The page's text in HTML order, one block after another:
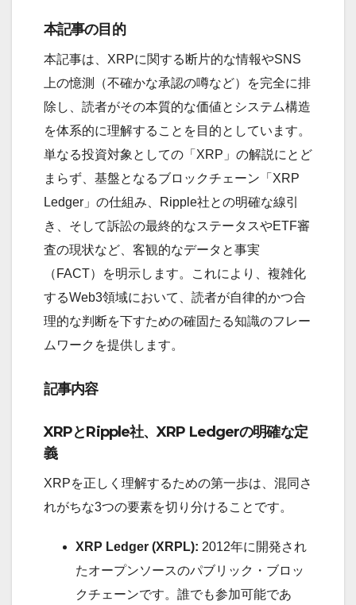
本記事の目的
本記事は、XRPに関する断片的な情報やSNS
上の憶測（不確かな承認の噂など）を完全に排
除し、読者がその本質的な価値とシステム構造
を体系的に理解することを目的としています。
単なる投資対象としての「XRP」の解説にとど
まらず、基盤となるブロックチェーン「XRP
Ledger」の仕組み、Ripple社との明確な線引
き、そして訴訟の最終的なステータスやETF審
査の現状など、客観的なデータと事実
（FACT）を明示します。これにより、複雑化
するWeb3領域において、読者が自律的かつ合
理的な判断を下すための確固たる知識のフレー
ムワークを提供します。
記事内容
XRPとRipple社、XRP Ledgerの明確な定
義
XRPを正しく理解するための第一歩は、混同さ
れがちな3つの要素を切り分けることです。
XRP Ledger (XRPL): 2012年に開発され
たオープンソースのパブリック・ブロッ
クチェーンです。誰でも参加可能であ